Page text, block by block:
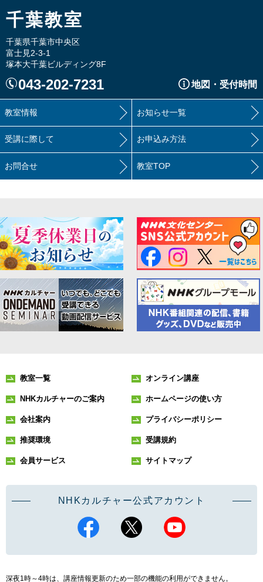
千葉教室
千葉県千葉市中央区
富士見2-3-1
塚本大千葉ビルディング8F
043-202-7231 地図・受付時間
教室情報 お知らせ一覧
受講に際して お申込み方法
お問合せ 教室TOP
教室一覧 オンライン講座
NHKカルチャーのご案内 ホームページの使い方
会社案内 プライバシーポリシー
推奨環境 受講規約
会員サービス サイトマップ
NHKカルチャー公式アカウント
深夜1時～4時は、講座情報更新のため一部の機能の利用ができません。